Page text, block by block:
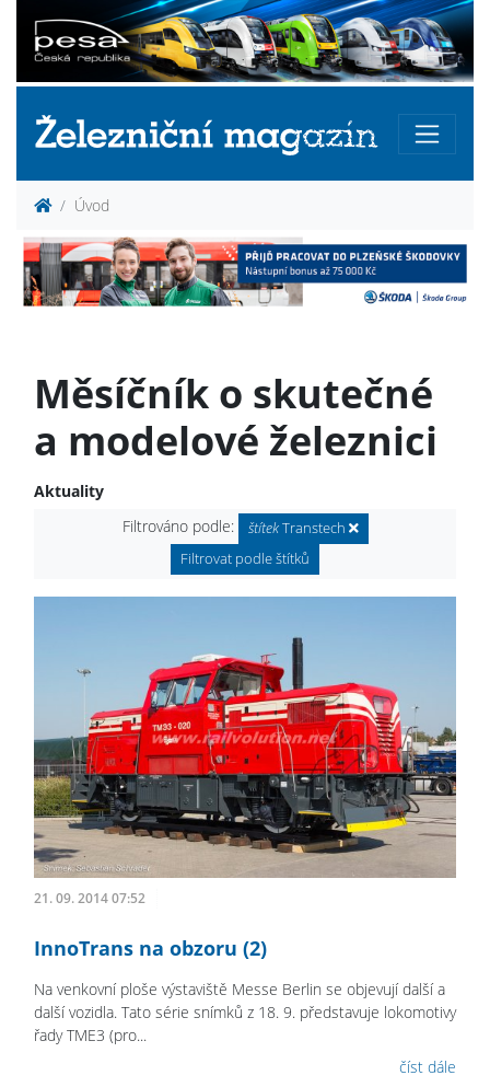
Úvod
Měsíčník o skutečné
a modelové železnici
Aktuality
Filtrováno podle:
štítekTranstech
Filtrovat podle štítků
21. 09. 2014 07:52
InnoTrans na obzoru (2)
Na venkovní ploše výstaviště Messe Berlin se objevují další a
další vozidla. Tato série snímků z 18. 9. představuje lokomotivy
řady TME3 (pro...
číst dále